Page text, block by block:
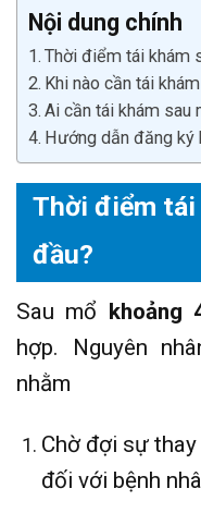
Nội dung chính
Thời điểm tái khám
Khi nào cần tái
Ai cần tái khám sau
Hướng dẫn đăng ký
Thời điểm tái
đầu?
Sau mổ khoảng
hợp. Nguyên
nhằm
Chờ đợi sự
đối với bệnh